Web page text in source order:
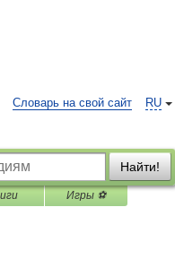
RU
Словарь на свой сайт
Найти!
Игры ⚽